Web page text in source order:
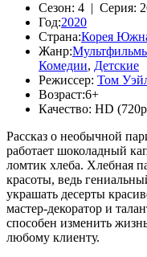
Сезон: 4 | Серия:
Год:2020
Страна:Корея
Жанр:
Комедии, Детские
Режиссер: Том
Возраст:6+
Качество: HD
Рассказ о необычной
работает шоколадный
ломтик хлеба. Хлебная
красоты, ведь
украшать десерты
мастер-декоратор и
способен изменить
любому клиенту.